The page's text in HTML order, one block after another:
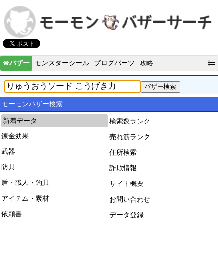
バザー モンスターシール ブログパーツ 攻略
モーモンバザー検索
新着データ
錬金効果
武器
防具
盾・職人・釣具
アイテム・素材
依頼書
検索数ランク
売れ筋ランク
住所検索
詐欺情報
サイト概要
お問い合わせ
データ登録